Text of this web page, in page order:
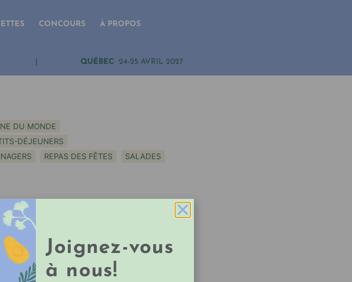
CONCOURS À PROPOS
QUÉBEC 24-25 AVRIL 2027
DU MONDE
DÉJEUNERS
REPAS DES FÊTES
SALADES
Joignez-vous
à nous!